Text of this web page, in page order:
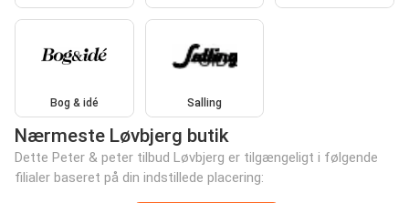
Bog & idé Salling
Nærmeste Løvbjerg butik
Dette Peter & peter tilbud Løvbjerg er tilgængeligt i følgende
filialer baseret på din indstillede placering: